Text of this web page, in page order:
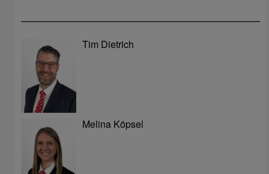
Tim Dietrich
Melina Köpsel